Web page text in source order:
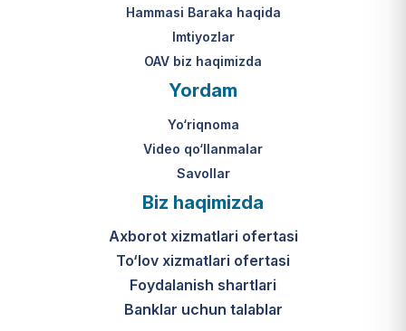
Hammasi Baraka haqida
Imtiyozlar
OAV biz haqimizda
Yordam
Yo‘riqnoma
Video qo‘llanmalar
Savollar
Biz haqimizda
Axborot xizmatlari ofertasi
To‘lov xizmatlari ofertasi
Foydalanish shartlari
Banklar uchun talablar